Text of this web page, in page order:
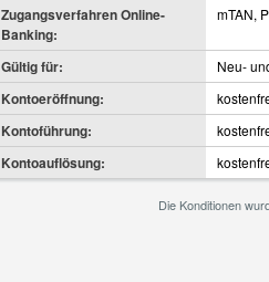
Zugangsverfahren Online-
Banking:
mTAN,
Gültig für: Neu-
Kontoeröffnung:
Kontoführung:
Kontoauflösung:
Die Konditionen